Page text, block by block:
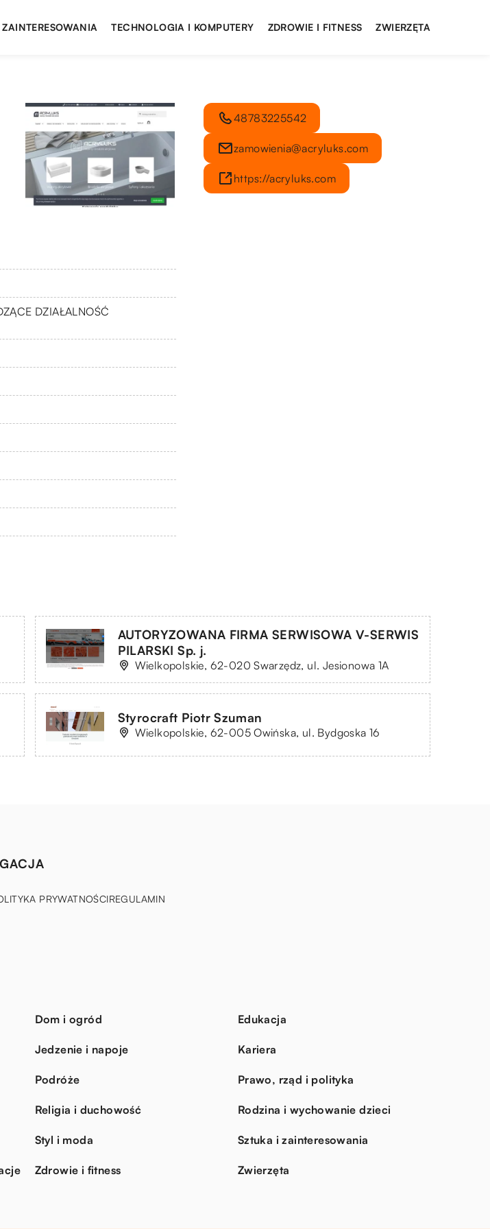
TECHNOLOGIA I KOMPUTERY ZDROWIE I FITNESS ZWIERZĘTA
DZIAŁALNOŚĆ
48783225542
zamowienia@acryluks.com
https://acryluks.com
AUTORYZOWANA FIRMA SERWISOWA V-SERWIS
PILARSKI Sp. j.
Wielkopolskie, 62-020 Swarzędz, ul. Jesionowa 1A
Styrocraft Piotr Szuman
Wielkopolskie, 62-005 Owińska, ul. Bydgoska 16
PRYWATNOŚCIREGULAMIN
Dom i ogród Edukacja
Jedzenie i napoje Kariera
Podróże Prawo, rząd i polityka
Religia i duchowość Rodzina i wychowanie dzieci
Styl i moda Sztuka i zainteresowania
Zdrowie i fitness Zwierzęta